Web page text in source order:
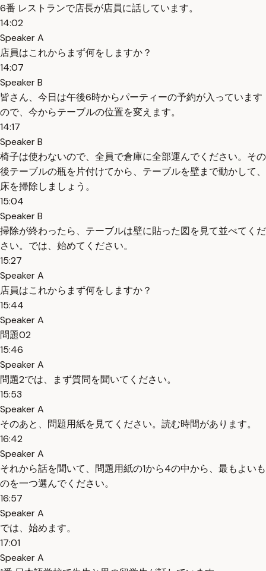
6番 レストランで店長が店員に話しています。
14:02
Speaker A
店員はこれからまず何をしますか？
14:07
Speaker B
皆さん、今日は午後6時からパーティーの予約が入っています
ので、今からテーブルの位置を変えます。
14:17
Speaker B
椅子は使わないので、全員で倉庫に全部運んでください。その
後テーブルの瓶を片付けてから、テーブルを壁まで動かして、
床を掃除しましょう。
15:04
Speaker B
掃除が終わったら、テーブルは壁に貼った図を見て並べてくだ
さい。では、始めてください。
15:27
Speaker A
店員はこれからまず何をしますか？
15:44
Speaker A
問題02
15:46
Speaker A
問題2では、まず質問を聞いてください。
15:53
Speaker A
そのあと、問題用紙を見てください。読む時間があります。
16:42
Speaker A
それから話を聞いて、問題用紙の1から4の中から、最もよいも
のを一つ選んでください。
16:57
Speaker A
では、始めます。
17:01
Speaker A